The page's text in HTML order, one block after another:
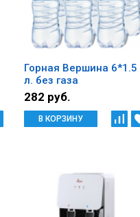
Горная Вершина 6*1.5
л. без газа
282 руб.
В КОРЗИНУ